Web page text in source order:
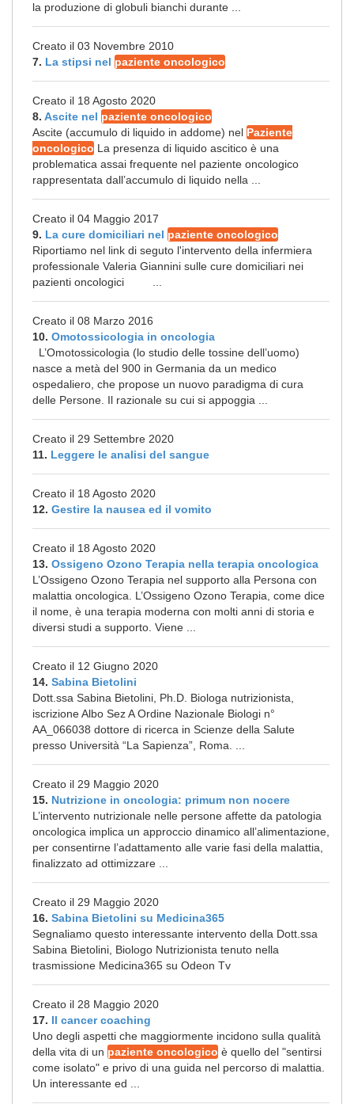
la produzione di globuli bianchi durante ...
Creato il 03 Novembre 2010
7. La stipsi nel paziente oncologico
Creato il 18 Agosto 2020
8. Ascite nel paziente oncologico
Ascite (accumulo di liquido in addome) nel Paziente
oncologico La presenza di liquido ascitico è una
problematica assai frequente nel paziente oncologico
rappresentata dall’accumulo di liquido nella ...
Creato il 04 Maggio 2017
9. La cure domiciliari nel paziente oncologico
Riportiamo nel link di seguto l'intervento della infermiera
professionale Valeria Giannini sulle cure domiciliari nei
pazienti oncologici ...
Creato il 08 Marzo 2016
10. Omotossicologia in oncologia
L’Omotossicologia (lo studio delle tossine dell’uomo)
nasce a metà del 900 in Germania da un medico
ospedaliero, che propose un nuovo paradigma di cura
delle Persone. Il razionale su cui si appoggia ...
Creato il 29 Settembre 2020
11. Leggere le analisi del sangue
Creato il 18 Agosto 2020
12. Gestire la nausea ed il vomito
Creato il 18 Agosto 2020
13. Ossigeno Ozono Terapia nella terapia oncologica
L’Ossigeno Ozono Terapia nel supporto alla Persona con
malattia oncologica. L’Ossigeno Ozono Terapia, come dice
il nome, è una terapia moderna con molti anni di storia e
diversi studi a supporto. Viene ...
Creato il 12 Giugno 2020
14. Sabina Bietolini
Dott.ssa Sabina Bietolini, Ph.D. Biologa nutrizionista,
iscrizione Albo Sez A Ordine Nazionale Biologi n°
AA_066038 dottore di ricerca in Scienze della Salute
presso Università “La Sapienza”, Roma. ...
Creato il 29 Maggio 2020
15. Nutrizione in oncologia: primum non nocere
L’intervento nutrizionale nelle persone affette da patologia
oncologica implica un approccio dinamico all’alimentazione,
per consentirne l’adattamento alle varie fasi della malattia,
finalizzato ad ottimizzare ...
Creato il 29 Maggio 2020
16. Sabina Bietolini su Medicina365
Segnaliamo questo interessante intervento della Dott.ssa
Sabina Bietolini, Biologo Nutrizionista tenuto nella
trasmissione Medicina365 su Odeon Tv
Creato il 28 Maggio 2020
17. Il cancer coaching
Uno degli aspetti che maggiormente incidono sulla qualità
della vita di un paziente oncologico è quello del "sentirsi
come isolato" e privo di una guida nel percorso di malattia.
Un interessante ed ...